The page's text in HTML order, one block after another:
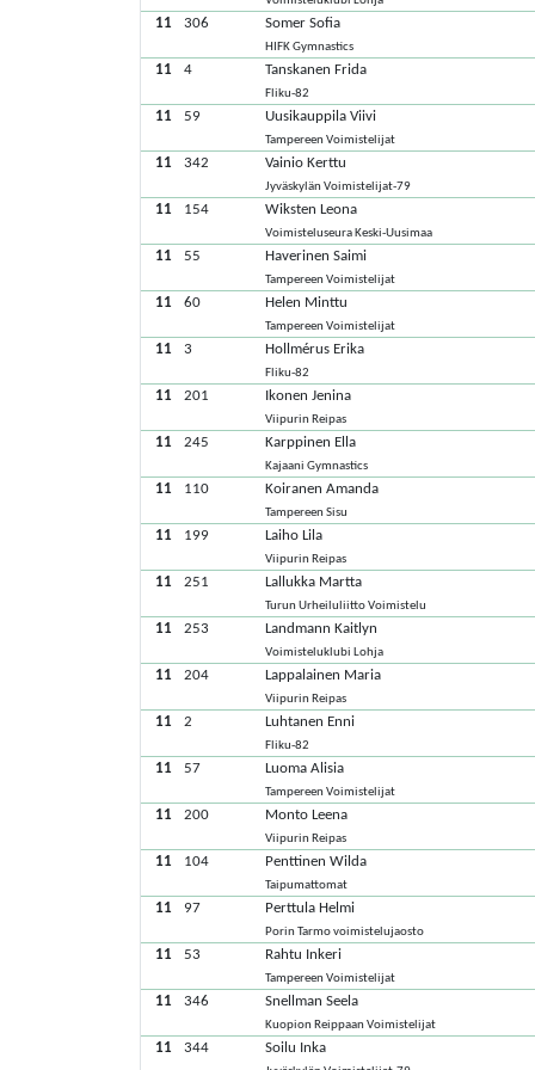
11 306 Somer Sofia
HIFK Gymnastics
11 4 Tanskanen Frida
Fliku-82
11 59 Uusikauppila Viivi
Tampereen Voimistelijat
11 342 Vainio Kerttu
Jyväskylän Voimistelijat-79
11 154 Wiksten Leona
Voimisteluseura Keski-Uusimaa
11 55 Haverinen Saimi
Tampereen Voimistelijat
11 60 Helen Minttu
Tampereen Voimistelijat
11 3 Hollmérus Erika
Fliku-82
11 201 Ikonen Jenina
Viipurin Reipas
11 245 Karppinen Ella
Kajaani Gymnastics
11 110 Koiranen Amanda
Tampereen Sisu
11 199 Laiho Lila
Viipurin Reipas
11 251 Lallukka Martta
Turun Urheiluliitto Voimistelu
11 253 Landmann Kaitlyn
Voimisteluklubi Lohja
11 204 Lappalainen Maria
Viipurin Reipas
11 2 Luhtanen Enni
Fliku-82
11 57 Luoma Alisia
Tampereen Voimistelijat
11 200 Monto Leena
Viipurin Reipas
11 104 Penttinen Wilda
Taipumattomat
11 97 Perttula Helmi
Porin Tarmo voimistelujaosto
11 53 Rahtu Inkeri
Tampereen Voimistelijat
11 346 Snellman Seela
Kuopion Reippaan Voimistelijat
11 344 Soilu Inka